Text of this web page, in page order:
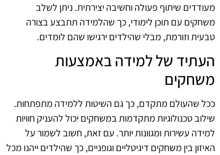
מעודדים שיתוף פעולה וחשיבה יצירתית. ניתן לשלב
משחקים עם תוכן לימודי, כך שהלמידה תתבצע בצורה
טבעית וזורמת, מבלי שהילדים ירגישו שהם לומדים.
העתיד של למידה באמצעות
משחקים
ככל שהעולם מתקדם, כך גם השיטות ללמידה מתפתחות.
שילוב טכנולוגיות מתקדמות במשחקים יכול להעניק חוויות
למידה עשירות ומגוונות יותר. עם זאת, חשוב לשמור על
האיזון בין משחקים דיגיטליים וגופניים, כך שהילדים ייהנו מכל